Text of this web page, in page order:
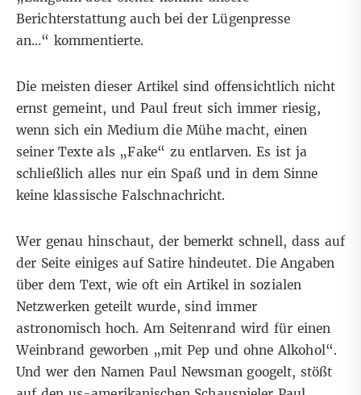
Berichterstattung auch bei der Lügenpresse
an…“kommentierte.
Die meisten dieser Artikel sind offensichtlich nicht
ernst gemeint, und Paul freut sich immer riesig,
wenn sich ein Medium die Mühe macht, einen
seiner Texte als „Fake“ zu entlarven. Es ist ja
schließlich alles nur ein Spaß und in dem Sinne
keine klassische Falschnachricht.
Wer genau hinschaut, der bemerkt schnell, dass auf
der Seite einiges auf Satire hindeutet. Die Angaben
über dem Text, wie oft ein Artikel in sozialen
Netzwerken geteilt wurde, sind immer
astronomisch hoch. Am Seitenrand wird für einen
Weinbrand geworben „mit Pep und ohne Alkohol“.
Und wer den Namen Paul Newsman googelt, stößt